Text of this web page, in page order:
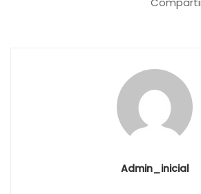
Admin_inicial